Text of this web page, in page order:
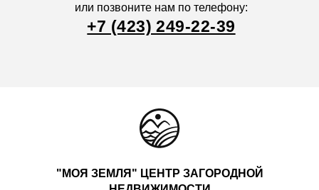
или позвоните нам по телефону:
+7 (423) 249-22-39
"МОЯ ЗЕМЛЯ" ЦЕНТР ЗАГОРОДНОЙ